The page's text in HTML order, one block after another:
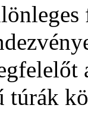
túrák